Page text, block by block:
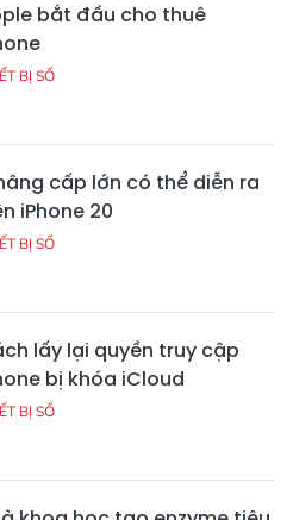
bắt đầu cho thuê
BỊ SỐ
cấp lớn có thể diễn ra
iPhone 20
BỊ SỐ
lấy lại quyền truy cập
bị khóa iCloud
BỊ SỐ